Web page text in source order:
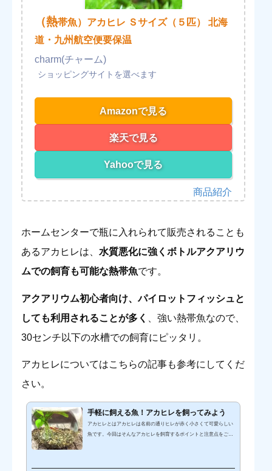
（熱帯魚）アカヒレ Ｓサイズ（５匹） 北海
道・九州航空便要保温
charm(チャーム)
Amazonで見る
楽天で見る
Yahooで見る
ホームセンターで瓶に入れられて販売されることも
あるアカヒレは、 水質悪化に強くボトルアクアリウ
ムでの飼育も可能な熱帯魚です。
アクアリウム初心者向け、パイロットフィッシュと
しても利用されることが多く
、強い熱帯魚なので、
30センチ以下の水槽での飼育にピッタリ。
アカヒレについてはこちらの記事も参考にしてくだ
さい。
手軽に飼える魚！アカヒレを飼ってみよう
アカヒレとはアカヒレは名前の通りヒレが赤く小さくて可愛らしい
魚です。今回はそんなアカヒレを飼育するポイントと注意点をご紹